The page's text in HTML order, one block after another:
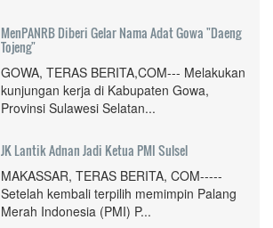
MenPANRB Diberi Gelar Nama Adat Gowa "Daeng
Tojeng"
GOWA, TERAS BERITA,COM--- Melakukan
kunjungan kerja di Kabupaten Gowa,
Provinsi Sulawesi Selatan...
JK Lantik Adnan Jadi Ketua PMI Sulsel
MAKASSAR, TERAS BERITA, COM-----
Setelah kembali terpilih memimpin Palang
Merah Indonesia (PMI) P...